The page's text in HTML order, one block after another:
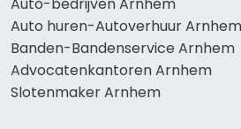
Auto huren-Autoverhuur Arnhem
Banden-Bandenservice Arnhem
Advocatenkantoren Arnhem
Slotenmaker Arnhem